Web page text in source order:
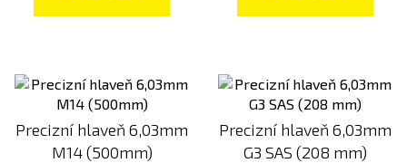
Precizní hlaveň 6,03mm
M14 (500mm)
Precizní hlaveň 6,03mm
G3 SAS (208 mm)